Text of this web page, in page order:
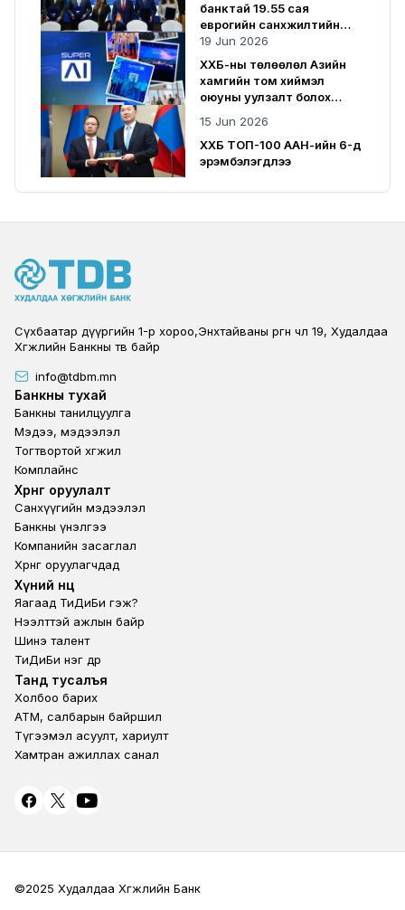
банктай 19.55 сая
еврогийн санхүүжилтийн
гэрээ байгууллаа
19 Jun 2026
ХХБ-ны төлөөлөл Азийн
хамгийн том хиймэл
оюуны уулзалт болох
15 Jun 2026
ХХБ ТОП-100 ААН-ийн 6-д
эрэмбэлэгдлээ
Сүхбаатар дүүргийн 1-р хороо,Энхтайваны өргөн чөлөө 19, Худалдаа
Хөгжлийн Банкны төв байр
info@tdbm.mn
Footer
Банкны тухай
Банкны танилцуулга
Мэдээ, мэдээлэл
Тогтвортой хөгжил
Комплайнс
Footer third
Хөрөнгө оруулалт
Санхүүгийн мэдээлэл
Банкны үнэлгээ
Компанийн засаглал
Хөрөнгө оруулагчдад
Footer second
Хүний нөөц
Яагаад ТиДиБи гэж?
Нээлттэй ажлын байр
Шинэ талент
ТиДиБи нэг өдөр
Footer fourth
Танд тусалъя
Холбоо барих
ATM, салбарын байршил
Түгээмэл асуулт, хариулт
Хамтран ажиллах санал
©2025 Худалдаа Хөгжлийн Банк